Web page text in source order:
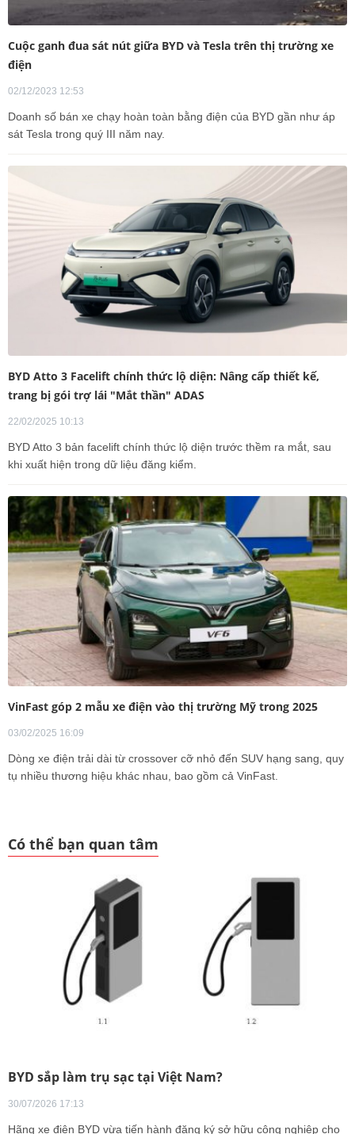
Cuộc ganh đua sát nút giữa BYD và Tesla trên thị trường xe
điện
02/12/2023 12:53
Doanh số bán xe chạy hoàn toàn bằng điện của BYD gần như áp
sát Tesla trong quý III năm nay.
BYD Atto 3 Facelift chính thức lộ diện: Nâng cấp thiết kế,
trang bị gói trợ lái "Mắt thần" ADAS
22/02/2025 10:13
BYD Atto 3 bản facelift chính thức lộ diện trước thềm ra mắt, sau
khi xuất hiện trong dữ liệu đăng kiểm.
VinFast góp 2 mẫu xe điện vào thị trường Mỹ trong 2025
03/02/2025 16:09
Dòng xe điện trải dài từ crossover cỡ nhỏ đến SUV hạng sang, quy
tụ nhiều thương hiệu khác nhau, bao gồm cả VinFast.
Có thể bạn quan tâm
BYD sắp làm trụ sạc tại Việt Nam?
30/07/2026 17:13
Hãng xe điện BYD vừa tiến hành đăng ký sở hữu công nghiệp cho